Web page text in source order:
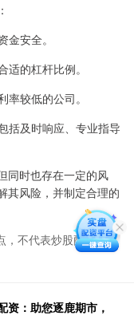
安全。
的杠杆比例。
较低的公司。
括及时响应、专业指导
同时也存在一定的风
其风险，并制定合理的
，不代表炒股配资观点
资：助您逐鹿期市，